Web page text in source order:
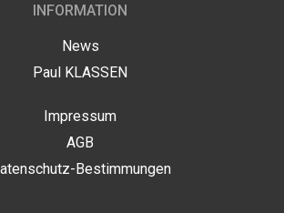
INFORMATION
News
Paul KLASSEN
Impressum
AGB
Bestimmungen